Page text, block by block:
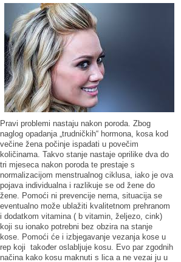
Pravi problemi nastaju nakon poroda. Zbog
naglog opadanja „trudničkih“ hormona, kosa kod
večine žena počinje ispadati u povečim
količinama. Takvo stanje nastaje oprilike dva do
tri mjeseca nakon poroda te prestaje s
normalizacijom menstrualnog ciklusa, iako je ova
pojava individualna i razlikuje se od žene do
žene. Pomoći ni prevencije nema, situacija se
eventualno može ublažiti kvalitetnom prehranom
i dodatkom vitamina ( b vitamin, željezo, cink)
koji su ionako potrebni bez obzira na stanje
kose. Pomoći će i izbjegavanje vezanja kose u
rep koji također oslabljuje kosu. Evo par zgodnih
načina kako kosu maknuti s lica a ne vezai ju u